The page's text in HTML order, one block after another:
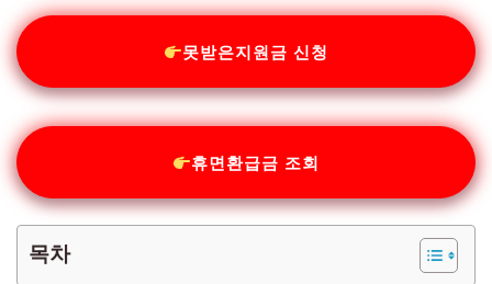
못받은지원금 신청
휴면환급금 조회
목차